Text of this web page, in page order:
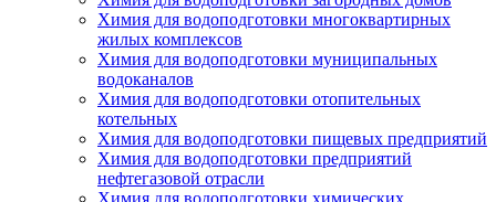
Химия для водоподготовки многоквартирных
жилых комплексов
Химия для водоподготовки муниципальных
водоканалов
Химия для водоподготовки отопительных
котельных
Химия для водоподготовки пищевых предприятий
Химия для водоподготовки предприятий
нефтегазовой отрасли
Химия для водоподготовки химических